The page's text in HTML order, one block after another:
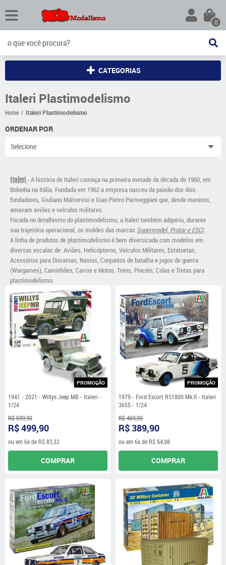
0
CATEGORIAS
Italeri Plastimodelismo
Home Italeri Plastimodelismo
ORDENAR POR
Selecione
Italeri- A história de Italeri começa na primeira metade da década de 1960, em
Bolonha na Itália. Fundada em 1962 a empresa nasceu da paixão dos dois
fundadores, Giuliano Malservisi e Gian Pietro Parmeggiani que, desde meninos,
amavam aviões e veículos militares.
Focada no detalhismo do plastimodelismo, a Italeri também adquiriu, durante
sua trajetória operacional, os moldes das marcas Supermodel, Protar e ESCI.
A linha de produtos de plastimodelismo é bem diversicada com modelos em
diversas escalas de: Aviões, Helicópteros, Veículos Militares, Estatuetas,
Acessórios para Dioramas, Navios, Conjuntos de batalha e jogos de guerra
(Wargames), Caminhões, Carros e Motos, Trens, Pincéis, Colas e Tintas para
plastimodelismo.
PROMOÇÃO
1941 - 2021 - Willys Jeep MB - Italeri -
1/24
R$ 599,90
R$ 499,90
ou em6xdeR$ 83,32
COMPRAR
PROMOÇÃO
1979 - Ford Escort RS1800 Mk.II - Italeri
3655 - 1/24
R$ 469,90
R$ 389,90
ou em6xdeR$ 64,98
COMPRAR